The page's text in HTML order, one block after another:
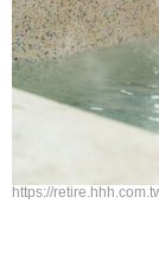
https://